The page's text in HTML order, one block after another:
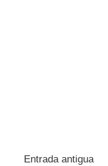
Entrada antigua